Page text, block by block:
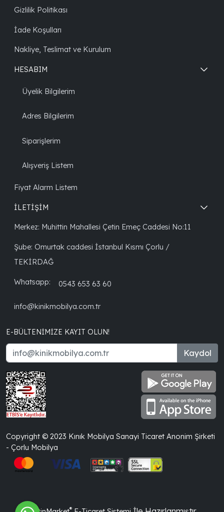
Gizlilik Politikası
İade Koşulları
Nakliye, Teslimat ve Kurulum
HESABIM
Üyelik Bilgilerim
Adres Bilgilerim
Siparişlerim
Alışveriş Listem
Fiyat Alarm Listem
İLETİŞİM
Merkez: Muhittin Mahallesi Çetin Emeç Caddesi No:11
Şube: Omurtak caddesi İstanbul Kısmı Çorlu /
TEKİRDAĞ
Whatsapp: 0543 653 63 60
info@kinikmobilya.com.tr
E-BÜLTENIMIZE KAYIT OLUN!
Kaydol
Copyright © 2023 Kınık Mobilya Sanayi Ticaret Anonim Şirketi
- Çorlu Mobilya
®